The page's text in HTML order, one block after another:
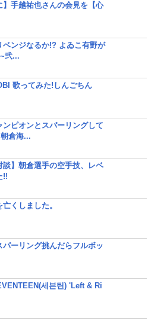
】手越祐也さんの会見を【心
ベンジなるか!? よゐこ有野が
弐...
歌ってみた!しんごちん
ピオンとスパーリングして
倉海...
談】朝倉選手の空手技、レベ
!!
くしました。
ーリング挑んだらフルボッ
세븐틴) 'Left & Ri